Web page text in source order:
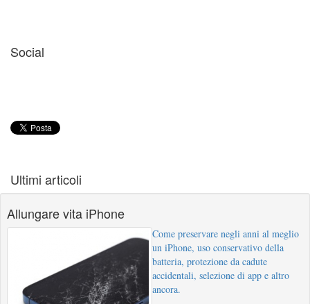
Social
Ultimi articoli
Allungare vita iPhone
Come preservare negli anni al meglio
un iPhone, uso conservativo della
batteria, protezione da cadute
accidentali, selezione di app e altro
ancora.